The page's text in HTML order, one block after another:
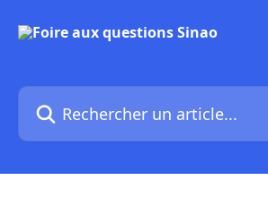
Rechercher un article...